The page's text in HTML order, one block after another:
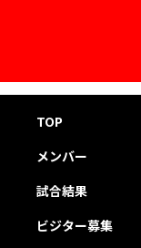
当チームは、
または利用停
ーの権利利益を
第7条（プライ
本ポリシーの内
ことができるも
ポリシーは、本
るものとします。
TOP
メンバー
試合結果
ビジター募集